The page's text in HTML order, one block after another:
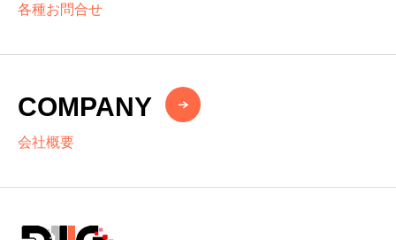
各種お問合せ
COMPANY
会社概要